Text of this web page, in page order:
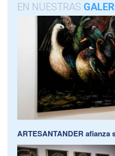
EN NUESTRAS
ARTESANTANDER afianza